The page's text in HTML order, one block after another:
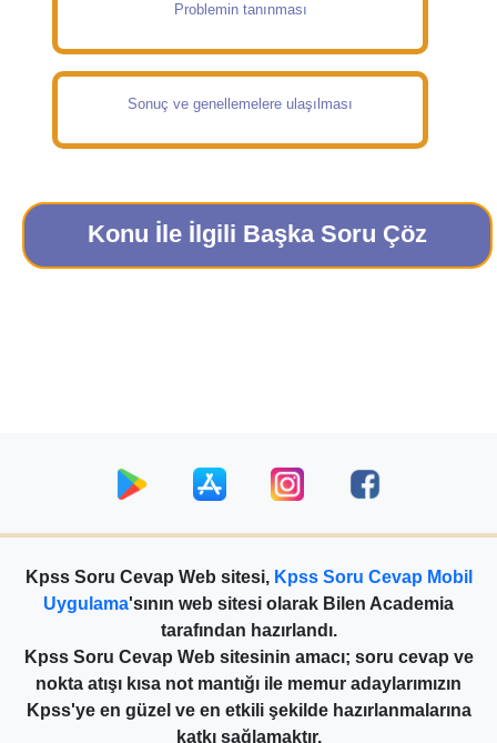
Problemin tanınması
Sonuç ve genellemelere ulaşılması
Konu İle İlgili Başka Soru Çöz
Kpss Soru Cevap Web sitesi, Kpss Soru Cevap Mobil
Uygulama'sının web sitesi olarak Bilen Academia
tarafından hazırlandı.
Kpss Soru Cevap Web sitesinin amacı; soru cevap ve
nokta atışı kısa not mantığı ile memur adaylarımızın
Kpss'ye en güzel ve en etkili şekilde hazırlanmalarına
katkı sağlamaktır.